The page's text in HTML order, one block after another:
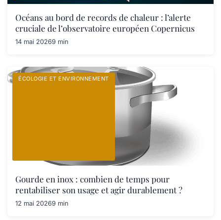
Océans au bord de records de chaleur : l’alerte
cruciale de l’observatoire européen Copernicus
14 mai 20269 min
ÉCOLOGIE ET ENVIRONNEMENT
Gourde en inox : combien de temps pour
rentabiliser son usage et agir durablement ?
12 mai 20269 min